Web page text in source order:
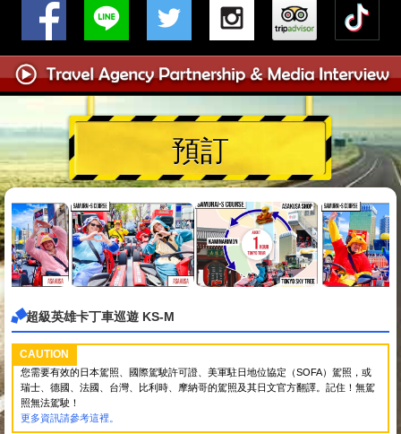
預訂
超級英雄卡丁車巡遊 KS-M
CAUTION
您需要有效的日本駕照、國際駕駛許可證、美軍駐日地位協定（SOFA）駕照，或
瑞士、德國、法國、台灣、比利時、摩納哥的駕照及其日文官方翻譯。記住！無駕
照無法駕駛！
更多資訊請參考這裡。